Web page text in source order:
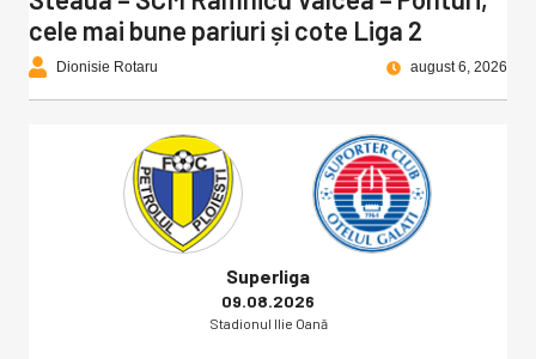
cele mai bune pariuri și cote Liga 2
Dionisie Rotaru august 6, 2026
Superliga
09.08.2026
Stadionul Ilie Oană